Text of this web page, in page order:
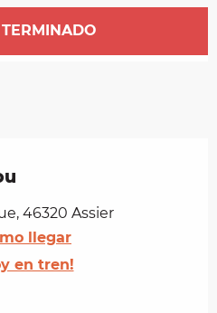
contacto
46320 Assier
llegar
en tren!